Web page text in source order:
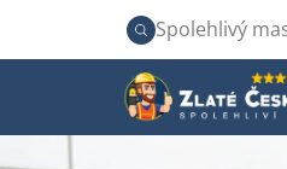
Spolehlivý